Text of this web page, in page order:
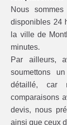
Nous
disponibles 24
la ville de
minutes.
Par ailleurs,
soumettons
détaillé, car
comparaisons
devis, nous
ainsi que ceux